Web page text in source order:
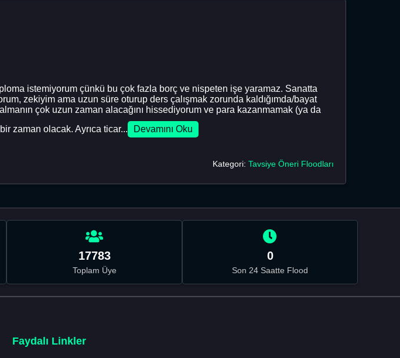
istemiyorum çünkü bu çok fazla borç ve nispeten işe yaramaz. Sanatta
zekiyim ama uzun süre oturup ders çalışmak zorunda kaldığımda/bayat
çok uzun zaman alacağını hissediyorum ve para kazanmamak (ya da
zaman olacak. Ayrıca ticar...
Devamını Oku
Kategori: Tavsiye Öneri Floodları
17783
Toplam Üye
0
Son 24 Saatte Flood
Faydalı Linkler